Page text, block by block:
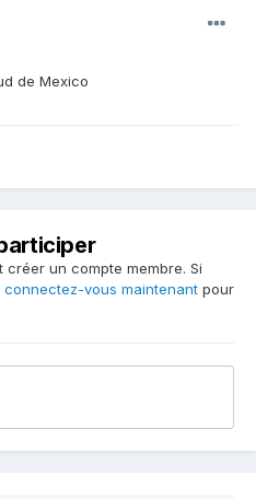
de Mexico
un compte membre. Si
connectez-vous maintenant pour